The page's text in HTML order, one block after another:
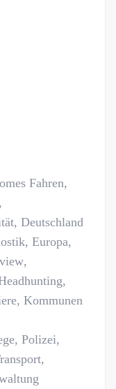
Fahren,
,
, Deutschland
, Europa,
,
,
, Kommunen
, Polizei,
,